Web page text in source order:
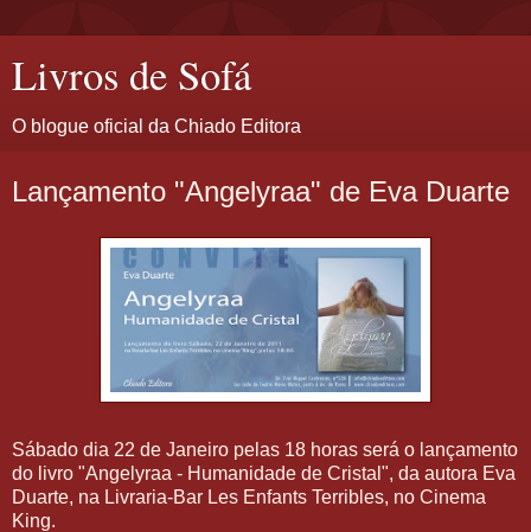
Livros de Sofá
O blogue oficial da Chiado Editora
Lançamento "Angelyraa" de Eva Duarte
Sábado dia 22 de Janeiro pelas 18 horas será o lançamento
do livro "Angelyraa - Humanidade de Cristal", da autora Eva
Duarte, na Livraria-Bar Les Enfants Terribles, no Cinema
King.